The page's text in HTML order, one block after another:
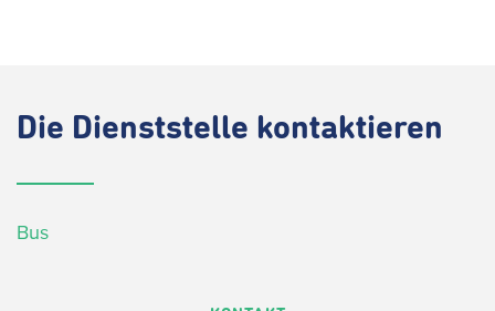
Die Dienststelle kontaktieren
Bus